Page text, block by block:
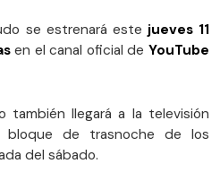
se estrenará este jueves 11
en el canal oficial deYouTube
también llegará a la televisión
bloque de trasnoche de los
del sábado.